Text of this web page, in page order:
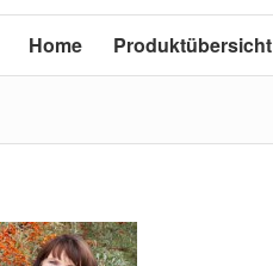
Home Produktübersicht